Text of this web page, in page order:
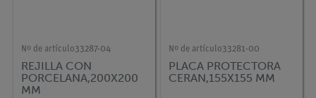
Nº de artículo33287-04
REJILLA CON
PORCELANA,200X200
MM
Nº de artículo33281-00
PLACA PROTECTORA
CERAN,155X155 MM